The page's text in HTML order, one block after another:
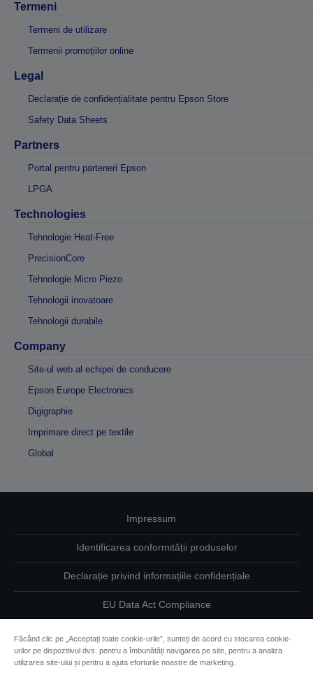
Termeni
Termeni de utilizare
Termenii promoțiilor online
Legal
Declarație de confidențialitate pentru Epson Store
Safety Data Sheets
Partners
Portal pentru parteneri Epson
LPGA
Technologies
Tehnologie Heat-Free
PrecisionCore
Tehnologie Micro Piezo
Tehnologii inovatoare
Tehnologii durabile
Company
Site-ul web al echipei de conducere
Epson Europe Electronics
Digigraphie
Imprimare direct pe textile
Global
Impressum
Identificarea conformității produselor
Declarație privind informațiile confidențiale
EU Data Act Compliance
Informaţii despre modulele cookie
Făcând clic pe „Acceptați toate cookie-urile”, sunteți de acord cu stocarea cookie-
urilor pe dispozitivul dvs. pentru a îmbunătăți navigarea pe site, pentru a analiza
utilizarea site-ului și pentru a ajuta eforturile noastre de marketing.